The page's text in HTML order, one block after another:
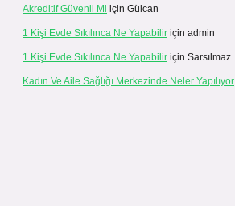
Akreditif Güvenli Mi için Gülcan
1 Kişi Evde Sıkılınca Ne Yapabilir için admin
1 Kişi Evde Sıkılınca Ne Yapabilir için Sarsılmaz
Kadın Ve Aile Sağlığı Merkezinde Neler Yapılıyor